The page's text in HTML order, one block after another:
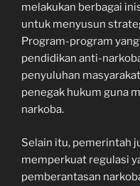
melakukan berbagai
untuk menyusun
Program-program
pendidikan anti-
penyuluhan
penegak hukum guna
narkoba.
Selain itu, pemerintah
memperkuat regulasi
pemberantasan